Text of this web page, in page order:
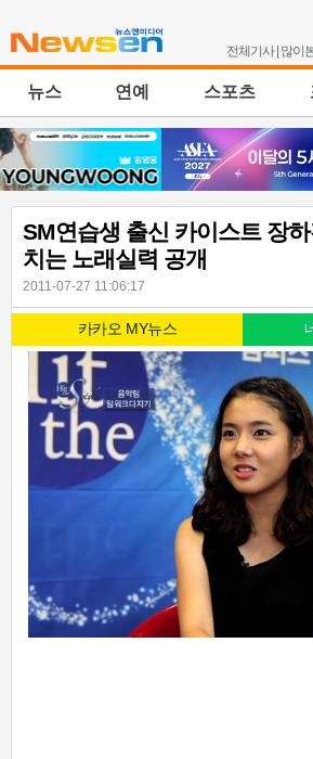
전체기사| 많이
뉴스 연예 스포츠
SM연습생 출신 카이스트 장
치는 노래실력 공개
2011-07-27 11:06:17
카카오 MY뉴스